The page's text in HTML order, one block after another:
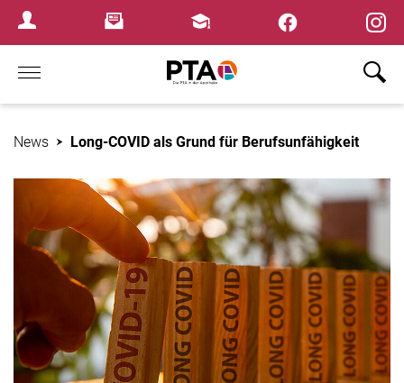
Login MenuNewsletterFortbildungen
Home
News Long-COVID als Grund für Berufsunfähigkeit
×